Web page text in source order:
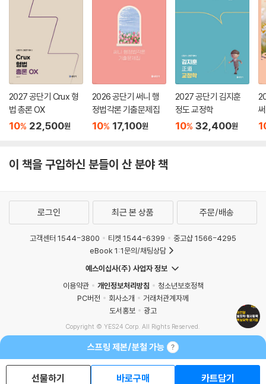
043 인지발달이론(cognitive theory) 65
044 성격특성과 범죄원인 67
045 정신병리적 결함과 범죄 69
046 인간본성에 관한 경험적 연구 71
10 사회과정(미시적) 범죄원인론 72
047 사회과정이론과 사회구조이론 72
048 서덜랜드(Sutherland)의 차별적 접촉이론 72
049 버제스(Burgess)와 에이커스(Akers)의 차별적강화(사회학습이
051 사회통제이론의 전개 76
054 갓프레드슨(Gottfredson)과 허쉬(Hirschi)의 범죄일반이론=자
기통제이론(자기통제력+범죄기회 통합) 80
055 낙인이론: 상징적 상호작용론, 악의 극화, 충족적 자기예언 성취 81
11 비범죄화와 다이버전 84
057 다이버전(diversion, 절차적 전환) 85
12 회복주의 사법 86
058 응징적 패러다임과 회복주의 패러다임 비교 86
059 회복적 사법의 의의와 배경(공동체적 사법, 합리적 사법, 적극적 사
법) 86
060 회복주의 사법의 적용대상과 유형 88
2027 공단기 Crux 형
법 총론 OX
10% 22,500원
2026 공단기 써니 행
정법각론 기출문제집
10% 17,100원
2027 공단기 김지훈
정도 교정학
10% 32,400원
이 책을 구입하신 분들이 산 분야 책
스프링 제본/분철 가능
선물하기 바로구매 카트담기
로그인 최근 본 상품 주문/배송
고객센터 1544-3800 티켓 1544-6399
중고샵 1566-4295
eBook 1:1문의/채팅상담
예스이십사(주) 사업자 정보
이용약관
개인정보처리방침
청소년보호정책
PC버전
회사소개
거래처관계자께
도서홍보
광고
Copyright © YES24 Corp. All Rights Reserved.
MATOM13